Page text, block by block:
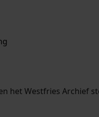
aantal zoektips.
aantal zoektips.
het Westfries Archief
uw zoekopdracht te